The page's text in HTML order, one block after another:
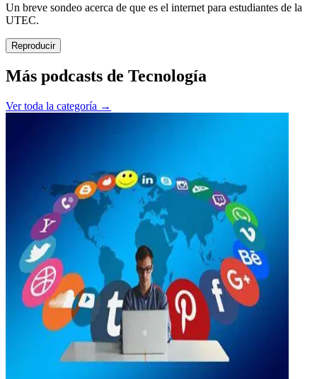
Un breve sondeo acerca de que es el internet para estudiantes de la
UTEC.
Reproducir
Más podcasts de Tecnología
Ver toda la categoría →